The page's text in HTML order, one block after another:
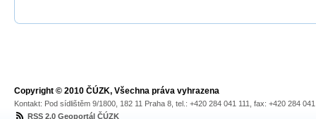
Copyright © 2010 ČÚZK, Všechna práva vyhrazena
Kontakt: Pod sídlištěm 9/1800, 182 11 Praha 8, tel.: +420 284 041 111, fax: +420 284
RSS 2.0 Geoportál ČÚZK